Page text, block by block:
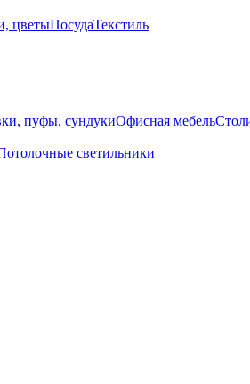
цветыПосудаТекстиль
пуфы, сундукиОфисная мебель
светильники